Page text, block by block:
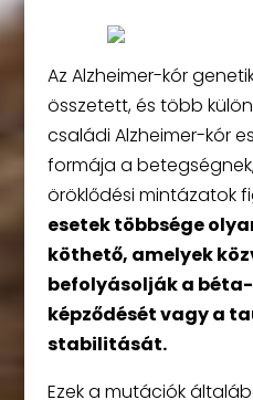
Az Alzheimer-kór
összetett, és több
családi Alzheimer-kór
formája a
öröklődési mintázatok
esetek többsége
köthető, amelyek
befolyásolják a
képződését vagy a
stabilitását.
Ezek a mutációk